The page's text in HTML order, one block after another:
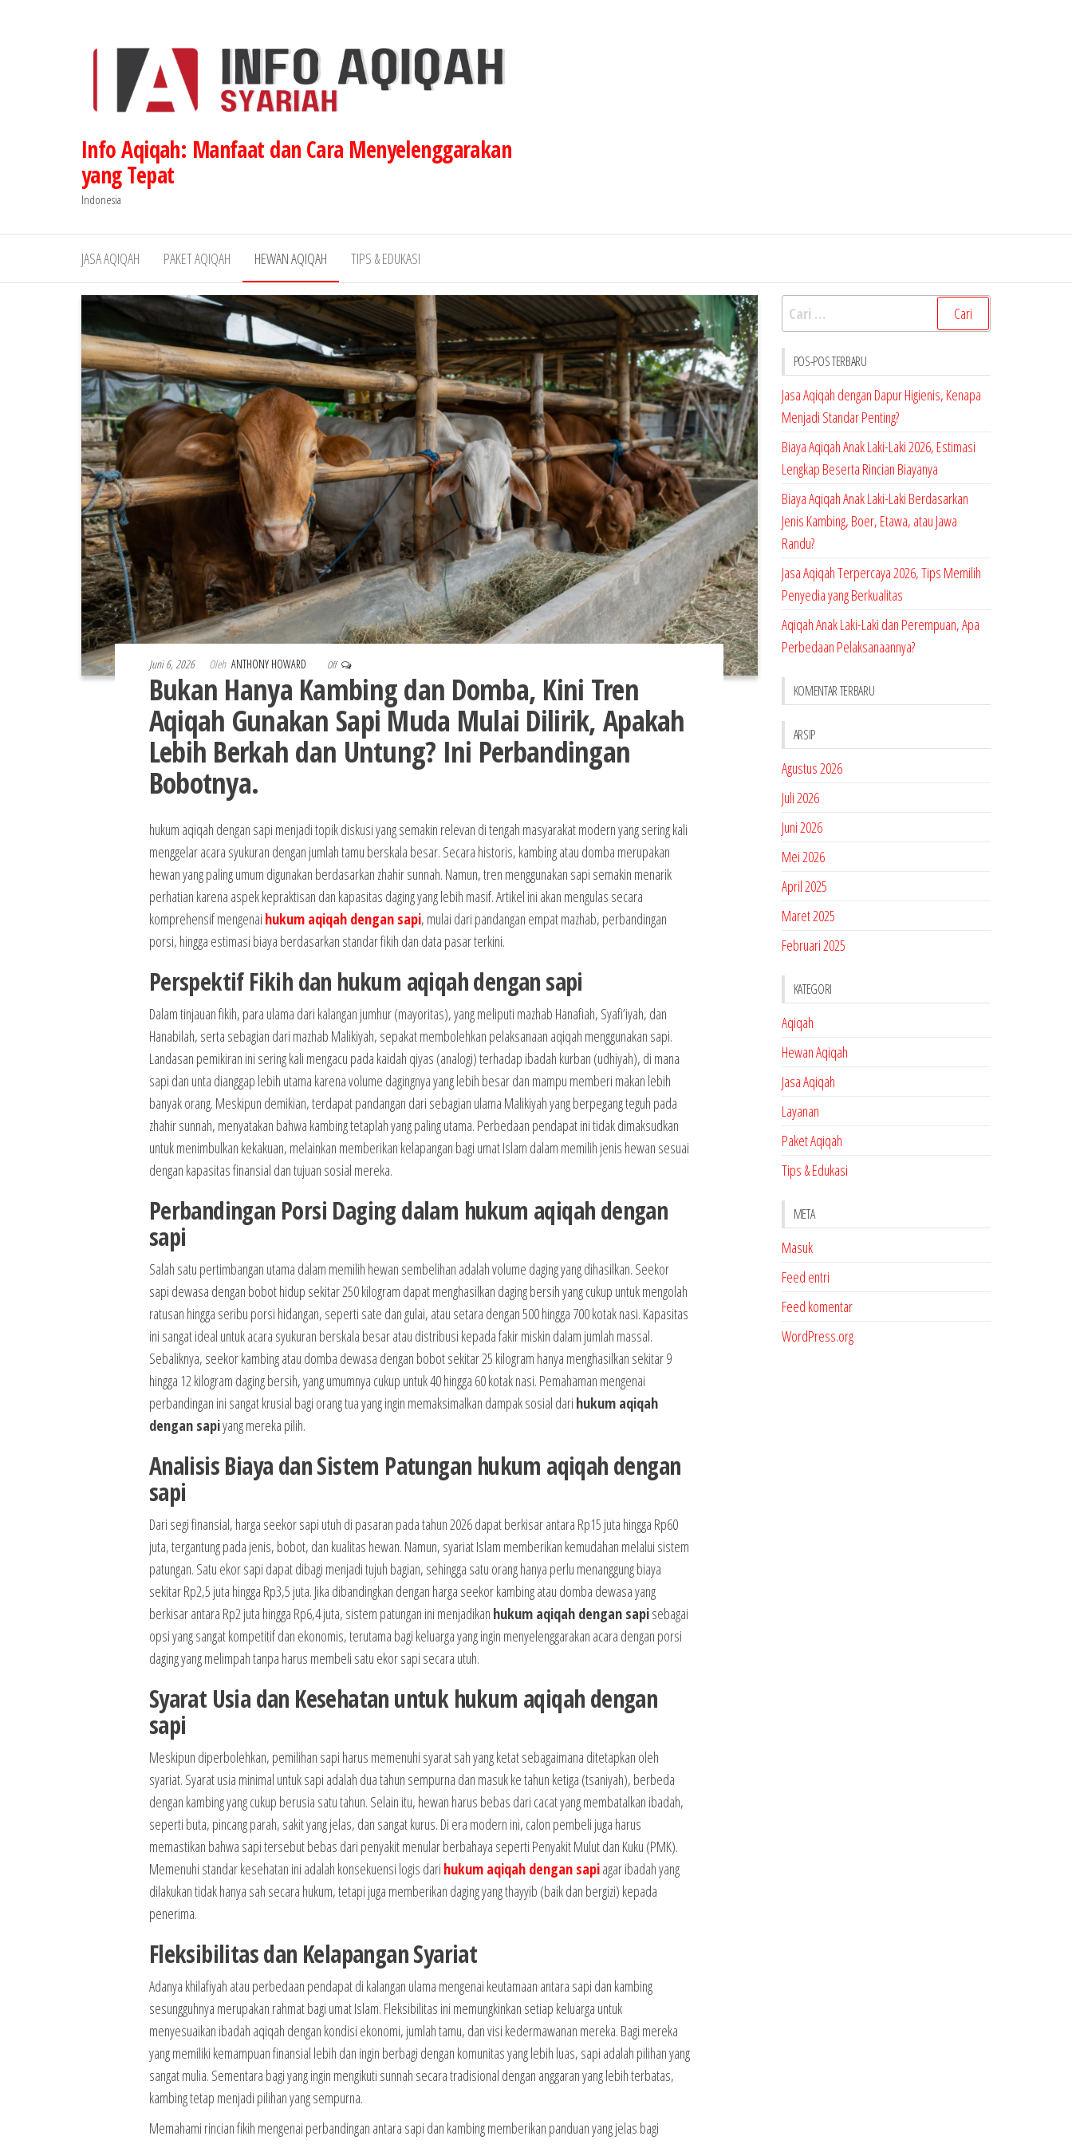
Info Aqiqah: Manfaat dan Cara Menyelenggarakan
yang Tepat
Indonesia
JASA AQIQAH PAKET AQIQAH HEWAN AQIQAH TIPS & EDUKASI
Juni 6, 2026 Oleh ANTHONY HOWARD Off
Bukan Hanya Kambing dan Domba, Kini Tren
Aqiqah Gunakan Sapi Muda Mulai Dilirik, Apakah
Lebih Berkah dan Untung? Ini Perbandingan
Bobotnya.
hukum aqiqah dengan sapi menjadi topik diskusi yang semakin relevan di tengah masyarakat modern yang sering kali
menggelar acara syukuran dengan jumlah tamu berskala besar. Secara historis, kambing atau domba merupakan
hewan yang paling umum digunakan berdasarkan zhahir sunnah. Namun, tren menggunakan sapi semakin menarik
perhatian karena aspek kepraktisan dan kapasitas daging yang lebih masif. Artikel ini akan mengulas secara
komprehensif mengenai hukum aqiqah dengan sapi, mulai dari pandangan empat mazhab, perbandingan
porsi, hingga estimasi biaya berdasarkan standar fikih dan data pasar terkini.
Perspektif Fikih dan hukum aqiqah dengan sapi
Dalam tinjauan fikih, para ulama dari kalangan jumhur (mayoritas), yang meliputi mazhab Hanafiah, Syafi’iyah, dan
Hanabilah, serta sebagian dari mazhab Malikiyah, sepakat membolehkan pelaksanaan aqiqah menggunakan sapi.
Landasan pemikiran ini sering kali mengacu pada kaidah qiyas (analogi) terhadap ibadah kurban (udhiyah), di mana
sapi dan unta dianggap lebih utama karena volume dagingnya yang lebih besar dan mampu memberi makan lebih
banyak orang. Meskipun demikian, terdapat pandangan dari sebagian ulama Malikiyah yang berpegang teguh pada
zhahir sunnah, menyatakan bahwa kambing tetaplah yang paling utama. Perbedaan pendapat ini tidak dimaksudkan
untuk menimbulkan kekakuan, melainkan memberikan kelapangan bagi umat Islam dalam memilih jenis hewan sesuai
dengan kapasitas finansial dan tujuan sosial mereka.
Perbandingan Porsi Daging dalam hukum aqiqah dengan
sapi
Salah satu pertimbangan utama dalam memilih hewan sembelihan adalah volume daging yang dihasilkan. Seekor
sapi dewasa dengan bobot hidup sekitar 250 kilogram dapat menghasilkan daging bersih yang cukup untuk mengolah
ratusan hingga seribu porsi hidangan, seperti sate dan gulai, atau setara dengan 500 hingga 700 kotak nasi. Kapasitas
ini sangat ideal untuk acara syukuran berskala besar atau distribusi kepada fakir miskin dalam jumlah massal.
Sebaliknya, seekor kambing atau domba dewasa dengan bobot sekitar 25 kilogram hanya menghasilkan sekitar 9
hingga 12 kilogram daging bersih, yang umumnya cukup untuk 40 hingga 60 kotak nasi. Pemahaman mengenai
perbandingan ini sangat krusial bagi orang tua yang ingin memaksimalkan dampak sosial dari hukum aqiqah
dengan sapiyang mereka pilih.
Analisis Biaya dan Sistem Patungan hukum aqiqah dengan
sapi
Dari segi finansial, harga seekor sapi utuh di pasaran pada tahun 2026 dapat berkisar antara Rp15 juta hingga Rp60
juta, tergantung pada jenis, bobot, dan kualitas hewan. Namun, syariat Islam memberikan kemudahan melalui sistem
patungan. Satu ekor sapi dapat dibagi menjadi tujuh bagian, sehingga satu orang hanya perlu menanggung biaya
sekitar Rp2,5 juta hingga Rp3,5 juta. Jika dibandingkan dengan harga seekor kambing atau domba dewasa yang
berkisar antara Rp2 juta hingga Rp6,4 juta, sistem patungan ini menjadikan hukum aqiqah dengan sapisebagai
opsi yang sangat kompetitif dan ekonomis, terutama bagi keluarga yang ingin menyelenggarakan acara dengan porsi
daging yang melimpah tanpa harus membeli satu ekor sapi secara utuh.
Syarat Usia dan Kesehatan untuk hukum aqiqah dengan
sapi
Meskipun diperbolehkan, pemilihan sapi harus memenuhi syarat sah yang ketat sebagaimana ditetapkan oleh
syariat. Syarat usia minimal untuk sapi adalah dua tahun sempurna dan masuk ke tahun ketiga (tsaniyah), berbeda
dengan kambing yang cukup berusia satu tahun. Selain itu, hewan harus bebas dari cacat yang membatalkan ibadah,
seperti buta, pincang parah, sakit yang jelas, dan sangat kurus. Di era modern ini, calon pembeli juga harus
memastikan bahwa sapi tersebut bebas dari penyakit menular berbahaya seperti Penyakit Mulut dan Kuku (PMK).
Memenuhi standar kesehatan ini adalah konsekuensi logis dari hukum aqiqah dengan sapiagar ibadah yang
dilakukan tidak hanya sah secara hukum, tetapi juga memberikan daging yang thayyib (baik dan bergizi) kepada
penerima.
Fleksibilitas dan Kelapangan Syariat
Adanya khilafiyah atau perbedaan pendapat di kalangan ulama mengenai keutamaan antara sapi dan kambing
sesungguhnya merupakan rahmat bagi umat Islam. Fleksibilitas ini memungkinkan setiap keluarga untuk
menyesuaikan ibadah aqiqah dengan kondisi ekonomi, jumlah tamu, dan visi kedermawanan mereka. Bagi mereka
yang memiliki kemampuan finansial lebih dan ingin berbagi dengan komunitas yang lebih luas, sapi adalah pilihan yang
sangat mulia. Sementara bagi yang ingin mengikuti sunnah secara tradisional dengan anggaran yang lebih terbatas,
kambing tetap menjadi pilihan yang sempurna.
Memahami rincian fikih mengenai perbandingan antara sapi dan kambing memberikan panduan yang jelas bagi
Cari
untuk:
POS-POS TERBARU
Jasa Aqiqah dengan Dapur Higienis, Kenapa
Menjadi Standar Penting?
Biaya Aqiqah Anak Laki-Laki 2026, Estimasi
Lengkap Beserta Rincian Biayanya
Biaya Aqiqah Anak Laki-Laki Berdasarkan
Jenis Kambing, Boer, Etawa, atau Jawa
Randu?
Jasa Aqiqah Terpercaya 2026, Tips Memilih
Penyedia yang Berkualitas
Aqiqah Anak Laki-Laki dan Perempuan, Apa
Perbedaan Pelaksanaannya?
KOMENTAR TERBARU
ARSIP
Agustus 2026
Juli 2026
Juni 2026
Mei 2026
April 2025
Maret 2025
Februari 2025
KATEGORI
Aqiqah
Hewan Aqiqah
Jasa Aqiqah
Layanan
Paket Aqiqah
Tips & Edukasi
META
Masuk
Feed entri
Feed komentar
WordPress.org